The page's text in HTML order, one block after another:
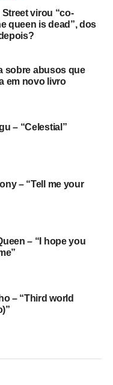
sobre piadas escrotas
do padrão que se
“dança” surge na
quase místicos, até
transportam a
Dois centímetros,
de reggae, blues e
e rítmico do álbum.
até que no final a
emCrise de amor, e
Nação Zumbi e
virou “co-
queen is dead”, dos
sobre abusos que
em novo livro
– “Celestial”
– “Tell me your
– “I hope you
– “Third world